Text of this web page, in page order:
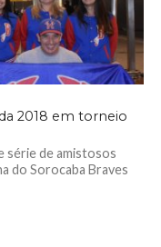
2018 em torneio
série de amistosos
do Sorocaba Braves